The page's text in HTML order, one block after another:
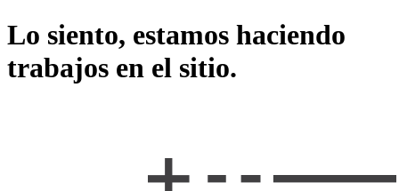
Lo siento, estamos haciendo
trabajos en el sitio.